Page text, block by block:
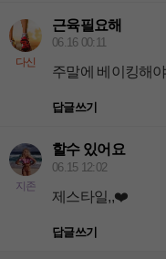
다신
근육필요해
06.16 00:11
주말에 베이킹해
답글쓰기
지존
할수 있어요
06.15 12:02
제스타일,,❤️
답글쓰기